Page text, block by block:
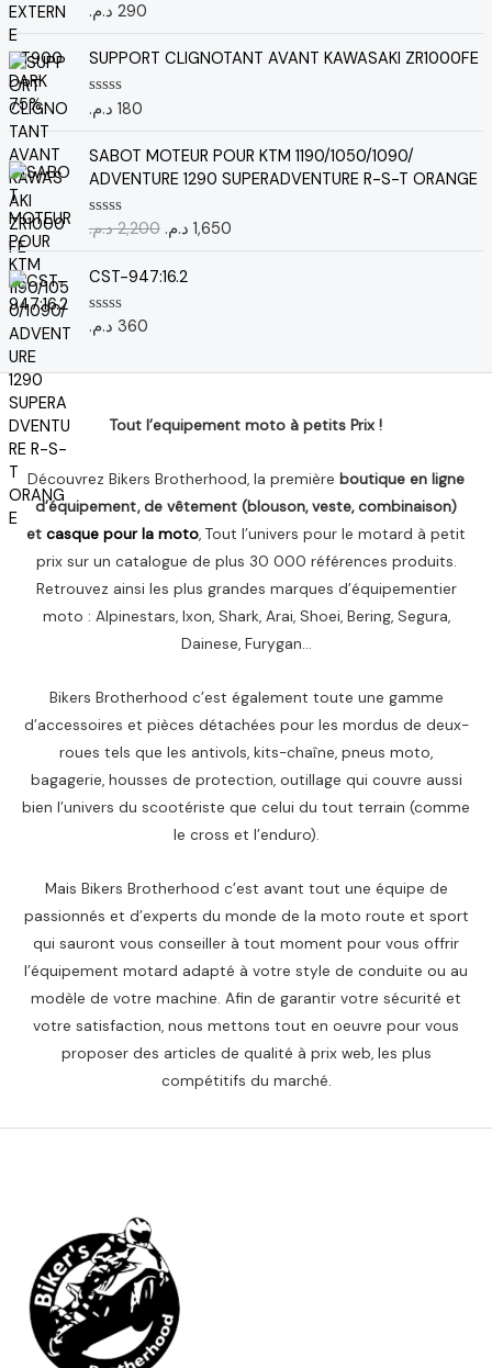
r
t
é
t
i
.
م
.
u
s
t
:
.
N
o
e
s
r
290 د.م.
SUPPORT CLIGNOTANT AVANT KAWASAKI ZR1000FE
N
o
e
0
s
u
r
5
180 د.م.
SABOT MOTEUR POUR KTM 1190/1050/1090/
ADVENTURE 1290 SUPERADVENTURE R-S-T ORANGE
N
o
e
s
r
2,200 د.م.
L
e
i
i
i
l
t
:
0
د
م
.
1,650 د.م.
L
e
i
e
e
:
1
,
6
5
.
م
.
CST-947:16.2
N
o
e
360 د.م.
Tout l’equipement moto à petits Prix !
Découvrez Bikers Brotherhood, la première boutique en ligne
d’équipement, de vêtement (blouson, veste, combinaison)
et casque pour la moto, Tout l’univers pour le motard à petit
prix sur un catalogue de plus 30 000 références produits.
Retrouvez ainsi les plus grandes marques d’équipementier
moto : Alpinestars, Ixon, Shark, Arai, Shoei, Bering, Segura,
Dainese, Furygan…
Bikers Brotherhood c’est également toute une gamme
d’accessoires et pièces détachées pour les mordus de deux-
roues tels que les antivols, kits-chaîne, pneus moto,
bagagerie, housses de protection, outillage qui couvre aussi
bien l’univers du scootériste que celui du tout terrain (comme
le cross et l’enduro).
Mais Bikers Brotherhood c’est avant tout une équipe de
passionnés et d’experts du monde de la moto route et sport
qui sauront vous conseiller à tout moment pour vous offrir
l’équipement motard adapté à votre style de conduite ou au
modèle de votre machine. Afin de garantir votre sécurité et
votre satisfaction, nous mettons tout en oeuvre pour vous
proposer des articles de qualité à prix web, les plus
compétitifs du marché.